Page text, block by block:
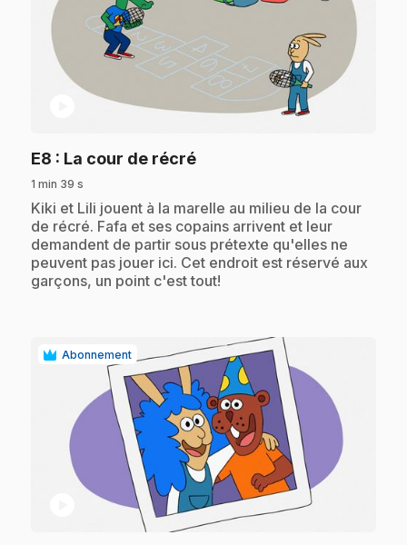
E8 : La cour de récré.
1 min 39 s
.Kiki et Lili jouent à la marelle au milieu de la cour
de récré. Fafa et ses copains arrivent et leur
demandent de partir sous prétexte qu'elles ne
peuvent pas jouer ici. Cet endroit est réservé aux
garçons, un point c'est tout!
Abonnement